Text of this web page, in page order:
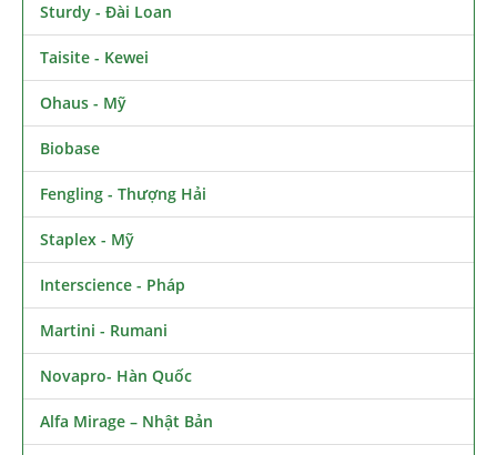
Sturdy - Đài Loan
Taisite - Kewei
Ohaus - Mỹ
Biobase
Fengling - Thượng Hải
Staplex - Mỹ
Interscience - Pháp
Martini - Rumani
Novapro- Hàn Quốc
Alfa Mirage – Nhật Bản